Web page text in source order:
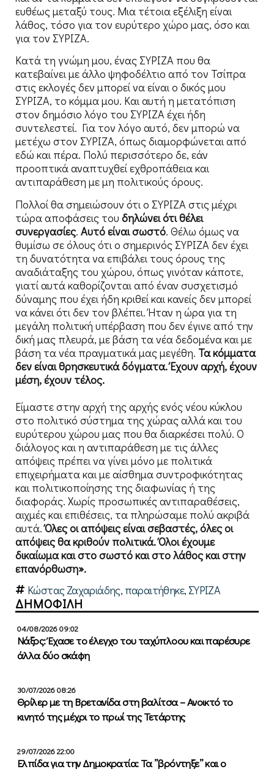
ευθέως μεταξύ τους. Μια τέτοια εξέλιξη είναι
λάθος, τόσο για τον ευρύτερο χώρο μας, όσο και
για τον ΣΥΡΙΖΑ.
Κατά τη γνώμη μου, ένας ΣΥΡΙΖΑ που θα
κατεβαίνει με άλλο ψηφοδέλτιο από τον Τσίπρα
στις εκλογές δεν μπορεί να είναι ο δικός μου
ΣΥΡΙΖΑ, το κόμμα μου. Και αυτή η μετατόπιση
στον δημόσιο λόγο του ΣΥΡΙΖΑ έχει ήδη
συντελεστεί. Για τον λόγο αυτό, δεν μπορώ να
μετέχω στον ΣΥΡΙΖΑ, όπως διαμορφώνεται από
εδώ και πέρα. Πολύ περισσότερο δε, εάν
προοπτικά αναπτυχθεί εχθροπάθεια και
αντιπαράθεση με μη πολιτικούς όρους.
Πολλοί θα σημειώσουν ότι ο ΣΥΡΙΖΑ στις μέχρι
τώρα αποφάσεις του δηλώνει ότι θέλει
συνεργασίες. Αυτό είναι σωστό. Θέλω όμως να
θυμίσω σε όλους ότι ο σημερινός ΣΥΡΙΖΑ δεν έχει
τη δυνατότητα να επιβάλει τους όρους της
αναδιάταξης του χώρου, όπως γινόταν κάποτε,
γιατί αυτά καθορίζονται από έναν συσχετισμό
δύναμης που έχει ήδη κριθεί και κανείς δεν μπορεί
να κάνει ότι δεν τον βλέπει. Ήταν η ώρα για τη
μεγάλη πολιτική υπέρβαση που δεν έγινε από την
δική μας πλευρά, με βάση τα νέα δεδομένα και με
βάση τα νέα πραγματικά μας μεγέθη. Τα κόμματα
δεν είναι θρησκευτικά δόγματα. Έχουν αρχή, έχουν
μέση, έχουν τέλος.
Είμαστε στην αρχή της αρχής ενός νέου κύκλου
στο πολιτικό σύστημα της χώρας αλλά και του
ευρύτερου χώρου μας που θα διαρκέσει πολύ. Ο
διάλογος και η αντιπαράθεση με τις άλλες
απόψεις πρέπει να γίνει μόνο με πολιτικά
επιχειρήματα και με αίσθημα συντροφικότητας
και πολιτικοποίησης της διαφωνίας ή της
διαφοράς. Χωρίς προσωπικές αντιπαραθέσεις,
αιχμές και επιθέσεις, τα πληρώσαμε πολύ ακριβά
αυτά.Όλες οι απόψεις είναι σεβαστές, όλες οι
απόψεις θα κριθούν πολιτικά. Όλοι έχουμε
δικαίωμα και στο σωστό και στο λάθος και στην
επανόρθωση».
Κώστας Ζαχαριάδης, παραιτήθηκε, ΣΥΡΙΖΑ
ΔΗΜΟΦΙΛΗ
04/08/2026 09:02
Νάξος: Έχασε το έλεγχο του ταχύπλοου και παρέσυρε
άλλα δύο σκάφη
30/07/2026 08:26
Θρίλερ με τη Βρετανίδα στη βαλίτσα – Ανοικτό το
κινητό της μέχρι το πρωί της Τετάρτης
29/07/2026 22:00
Ελπίδα για την Δημοκρατία: Τα ”βρόντηξε” και ο